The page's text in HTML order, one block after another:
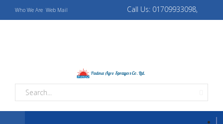
Who We Are Web Mail
Call Us: 01709933098,